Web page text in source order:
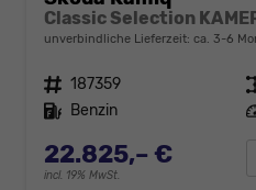
unverbindliche Lieferzeit: ca. 3-6
Fahrzeugnr. 187359
Kraftstoff Benzin
22.825,– €
incl. 19% MwSt.